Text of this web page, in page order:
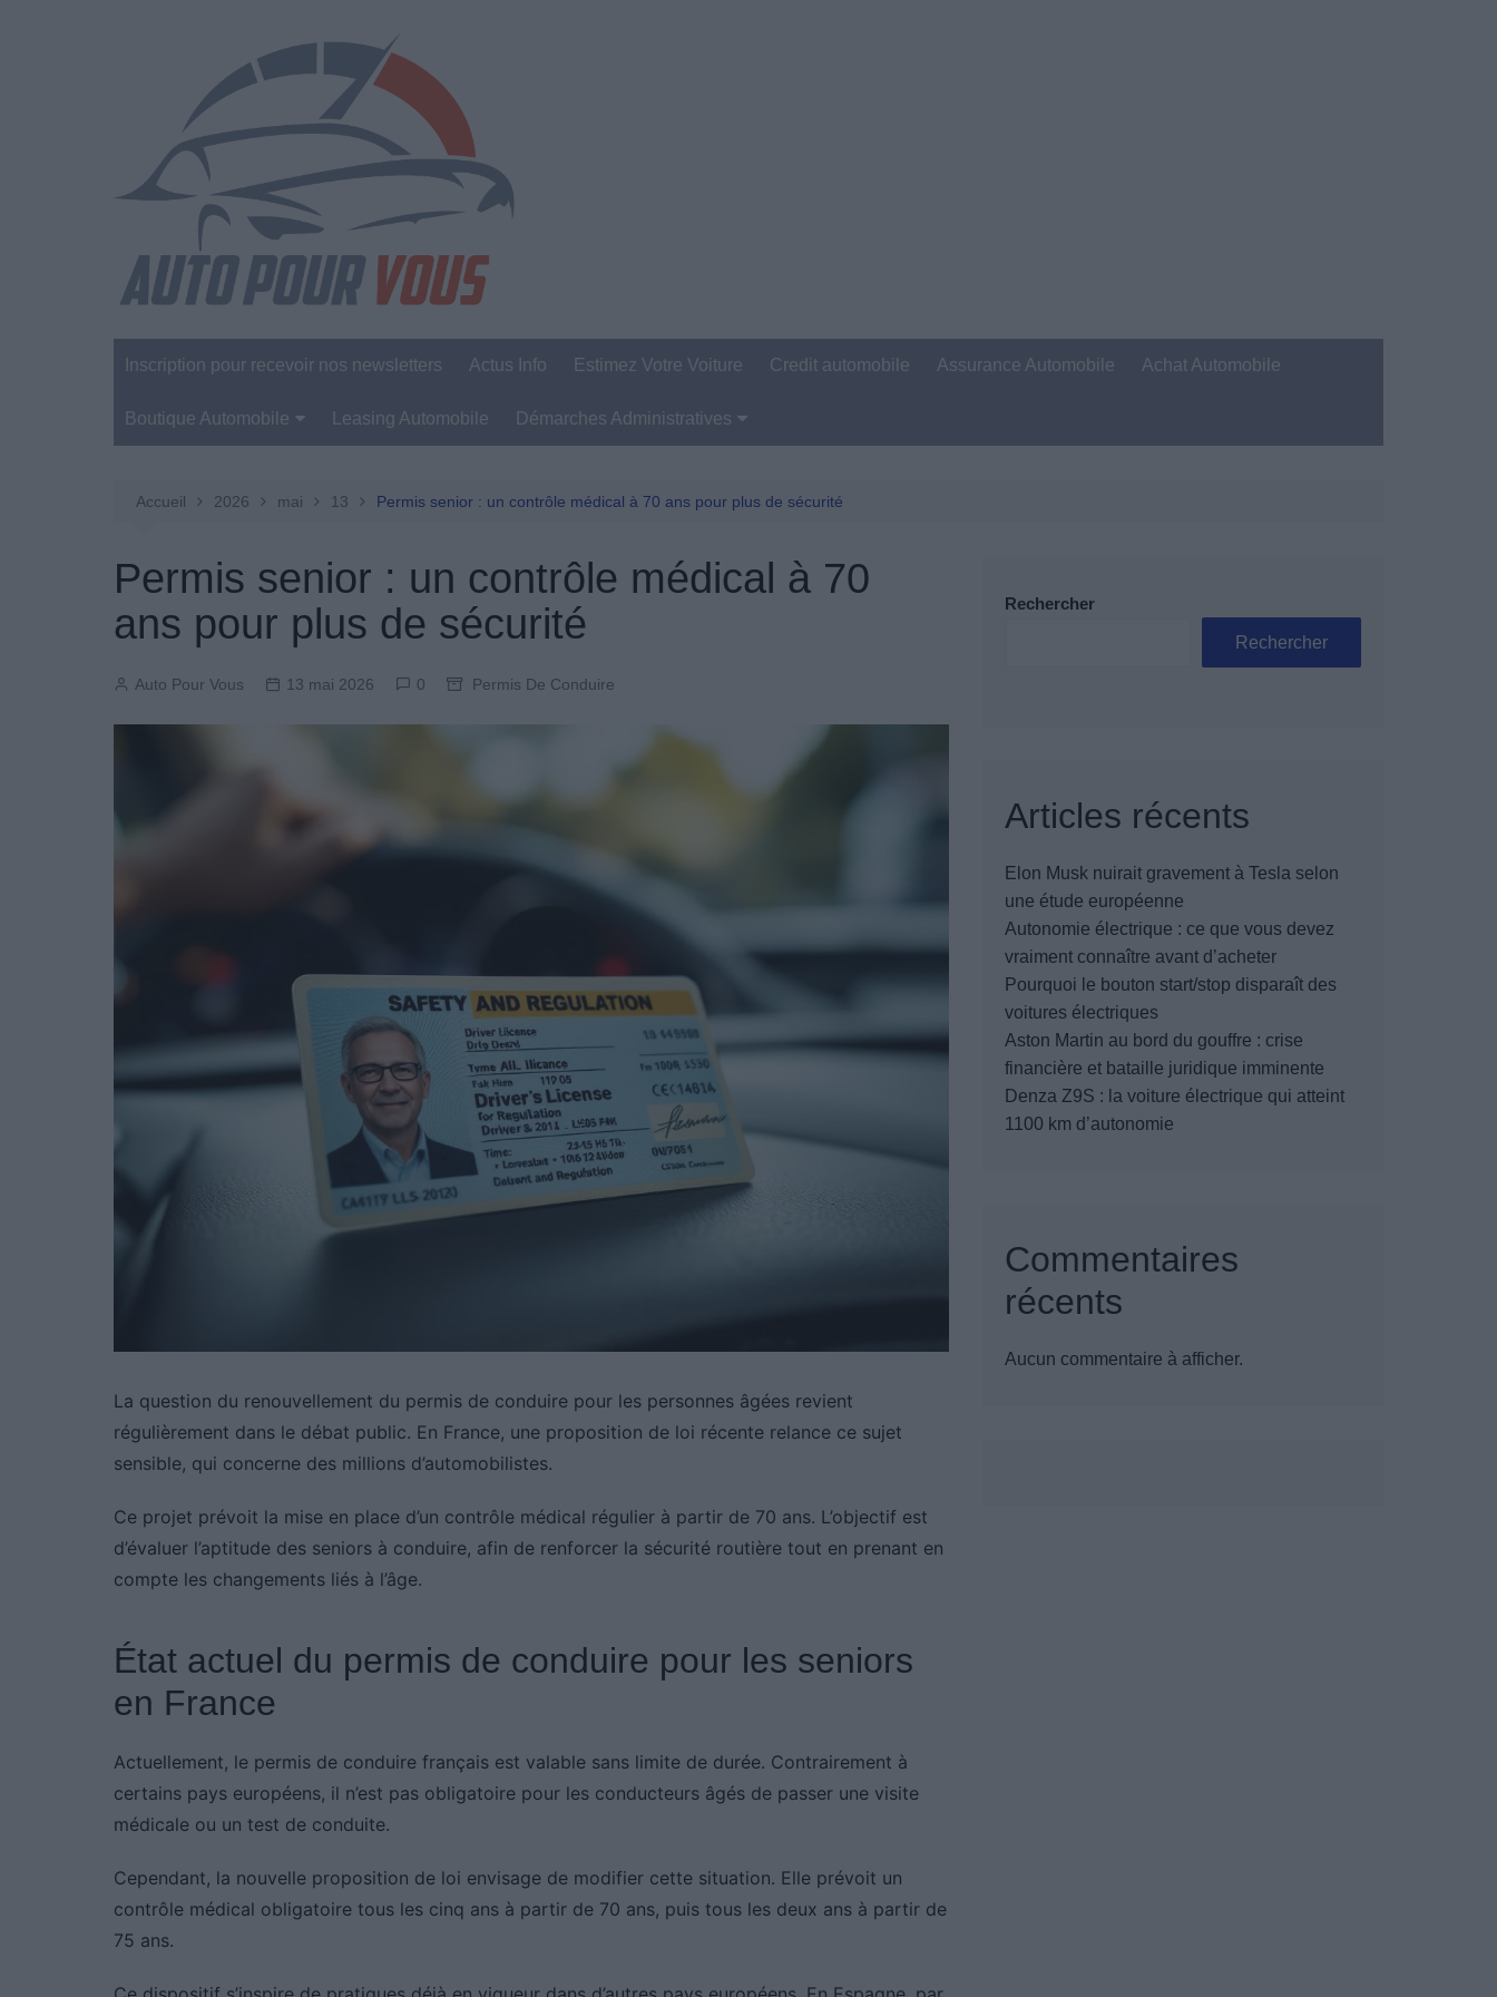
Inscription pour recevoir nos newsletters Actus Info Estimez Votre Voiture Credit automobile Assurance Automobile Achat Automobile
Boutique Automobile
Entretien Automobile
Produits Boutique
Leasing Automobile Démarches Administratives
Permis De Conduire
Accueil 2026 mai 13 Permis senior : un contrôle médical à 70 ans pour plus de sécurité
Permis senior : un contrôle médical à 70
ans pour plus de sécurité
Auto Pour Vous 13 mai 2026 0 Permis De Conduire
La question du renouvellement du permis de conduire pour les personnes âgées revient
régulièrement dans le débat public. En France, une proposition de loi récente relance ce sujet
sensible, qui concerne des millions d’automobilistes.
Ce projet prévoit la mise en place d’un contrôle médical régulier à partir de 70 ans. L’objectif est
d’évaluer l’aptitude des seniors à conduire, afin de renforcer la sécurité routière tout en prenant en
compte les changements liés à l’âge.
État actuel du permis de conduire pour les seniors
en France
Actuellement, le permis de conduire français est valable sans limite de durée. Contrairement à
certains pays européens, il n’est pas obligatoire pour les conducteurs âgés de passer une visite
médicale ou un test de conduite.
Cependant, la nouvelle proposition de loi envisage de modifier cette situation. Elle prévoit un
contrôle médical obligatoire tous les cinq ans à partir de 70 ans, puis tous les deux ans à partir de
75 ans.
Rechercher
Rechercher
Articles récents
Elon Musk nuirait gravement à Tesla selon
une étude européenne
Autonomie électrique : ce que vous devez
vraiment connaître avant d’acheter
Pourquoi le bouton start/stop disparaît des
voitures électriques
Aston Martin au bord du gouffre : crise
financière et bataille juridique imminente
Denza Z9S : la voiture électrique qui atteint
1100 km d’autonomie
Commentaires
récents
Aucun commentaire à afficher.